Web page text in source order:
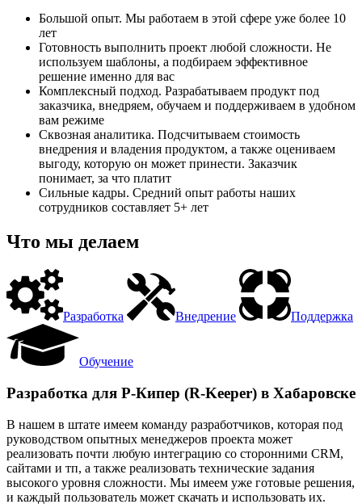
Большой опыт. Мы работаем в этой сфере уже более 10
лет
Готовность выполнить проект любой сложности. Не
используем шаблоны, а подбираем эффективное
решение именно для вас
Комплексный подход. Разрабатываем продукт под
заказчика, внедряем, обучаем и поддерживаем в удобном
вам режиме
Сквозная аналитика. Подсчитываем стоимость
внедрения и владения продуктом, а также оцениваем
выгоду, которую он может принести. Заказчик
понимает, за что платит
Сильные кадры. Средний опыт работы наших
сотрудников составляет 5+ лет
Что мы делаем
Разработка Внедрение Поддержка
Обучение
Разработка для Р-Кипер (R-Keeper) в Хабаровске
В нашем в штате имеем команду разработчиков, которая под
руководством опытных менеджеров проекта может
реализовать почти любую интеграцию со сторонними CRM,
сайтами и тп, а также реализовать технические задания
высокого уровня сложности. Мы имеем уже готовые решения,
и каждый пользователь может скачать и использовать их.